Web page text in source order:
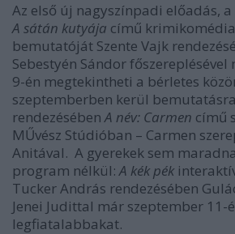
Az első új nagyszínpadi előadás, a
A sátán kutyája című
bemutatóját Szente Vajk
Sebestyén Sándor
9-én megtekintheti a bérletes
szeptemberben kerül
rendezésébenA név: Carmen című
MŰvész Stúdióban – Carmen
Anitával. A gyerekek sem
program nélkül:A kék pék
Tucker András rendezésében
Jenei Judittal már szeptember 11-
legfiatalabbakat.